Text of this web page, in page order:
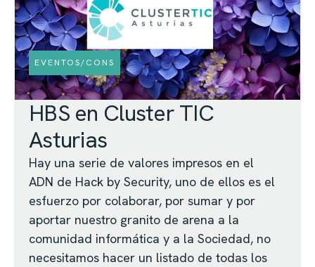
EVENTOS/CONS
HBS en Cluster TIC
Asturias
Hay una serie de valores impresos en el
ADN de Hack by Security, uno de ellos es el
esfuerzo por colaborar, por sumar y por
aportar nuestro granito de arena a la
comunidad informática y a la Sociedad, no
necesitamos hacer un listado de todas los